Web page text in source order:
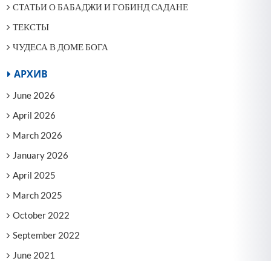
СТАТЬИ О БАБАДЖИ И ГОБИНД САДАНЕ
ТЕКСТЫ
ЧУДЕСА В ДОМЕ БОГА
АРХИВ
June 2026
April 2026
March 2026
January 2026
April 2025
March 2025
October 2022
September 2022
June 2021